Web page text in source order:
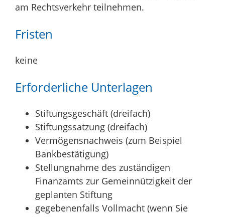
am Rechtsverkehr teilnehmen.
Fristen
keine
Erforderliche Unterlagen
Stiftungsgeschäft (dreifach)
Stiftungssatzung (dreifach)
Vermögensnachweis (zum Beispiel
Bankbestätigung)
Stellungnahme des zuständigen
Finanzamts zur Gemeinnützigkeit der
geplanten Stiftung
gegebenenfalls Vollmacht (wenn Sie